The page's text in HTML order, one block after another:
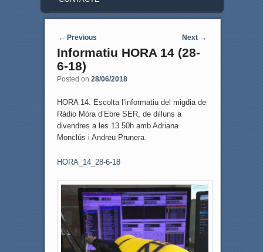
Post navigation
← Previous Next →
Informatiu HORA 14 (28-
6-18)
Posted on 28/06/2018
HORA 14. Escolta l’informatiu del migdia de
Ràdio Móra d’Ebre SER, de dilluns a
divendres a les 13.50h amb Adriana
Monclús i Andreu Prunera.
HORA_14_28-6-18